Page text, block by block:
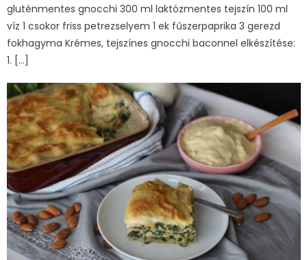
gluténmentes gnocchi 300 ml laktózmentes tejszín 100 ml
víz 1 csokor friss petrezselyem 1 ek fűszerpaprika 3 gerezd
fokhagyma Krémes, tejszínes gnocchi baconnel elkészítése:
1. […]